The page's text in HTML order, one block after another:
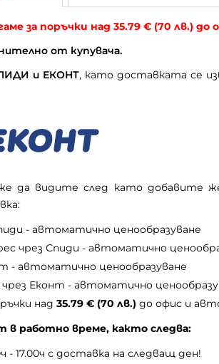
за поръчки над 35.79 € (70 лв.) до
от купувача.
и ЕКОНТ, като доставката се
да видите след като добавите
- автоматично ценообразуване
чрез Спиди - автоматично
- автоматично ценообразуване
Еконт - автоматично
над 35.79 € (70 лв.) до офис и
в работно време, както следва:
- 17.00ч с доставка на следващ ден!